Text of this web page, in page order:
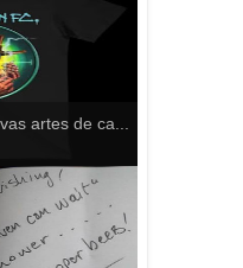
artes de ca...